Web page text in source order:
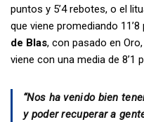
puntos y 5’4 rebotes, o el
que viene promediando
de Blas, con pasado en
viene con una media de 8’1
“Nos ha venido bien
y poder recuperar a